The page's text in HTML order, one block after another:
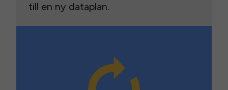
till en ny dataplan.